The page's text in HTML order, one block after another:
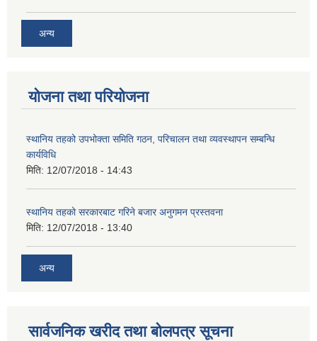
अन्य
योजना तथा परियोजना
स्थानिय तहको उपभोक्ता समिति गठन, परिचालन तथा व्यवस्थापन सम्बन्धि
कार्यविधि
मिति: 12/07/2018 - 14:43
स्थानिय तहको सरकारबाट गरिने बजार अनुगमन प्रस्तवना
मिति: 12/07/2018 - 13:40
अन्य
सार्वजनिक खरीद तथा बोलपत्र सूचना